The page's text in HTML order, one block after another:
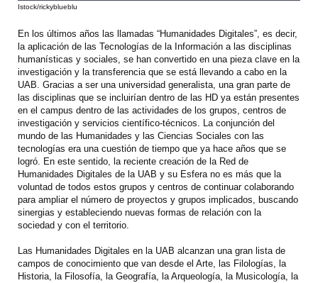
Istock/rickyblueblu
En los últimos años las llamadas “Humanidades Digitales”, es decir,
la aplicación de las Tecnologías de la Información a las disciplinas
humanísticas y sociales, se han convertido en una pieza clave en la
investigación y la transferencia que se está llevando a cabo en la
UAB. Gracias a ser una universidad generalista, una gran parte de
las disciplinas que se incluirían dentro de las HD ya están presentes
en el campus dentro de las actividades de los grupos, centros de
investigación y servicios científico-técnicos. La conjunción del
mundo de las Humanidades y las Ciencias Sociales con las
tecnologías era una cuestión de tiempo que ya hace años que se
logró. En este sentido, la reciente creación de la Red de
Humanidades Digitales de la UAB y su Esfera no es más que la
voluntad de todos estos grupos y centros de continuar colaborando
para ampliar el número de proyectos y grupos implicados, buscando
sinergias y estableciendo nuevas formas de relación con la
sociedad y con el territorio.
Las Humanidades Digitales en la UAB alcanzan una gran lista de
campos de conocimiento que van desde el Arte, las Filologías, la
Historia, la Filosofía, la Geografía, la Arqueología, la Musicología, la